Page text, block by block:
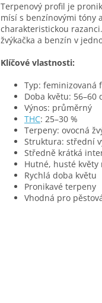
Terpenový profil je
mísí s benzínovými tóny
charakteristickou
žvýkačka a benzín v
Klíčové vlastnosti:
Typ: feminizovaná
Doba květu: 56–60
Výnos: průměrný
THC: 25–30 %
Terpeny: ovocná
Struktura: střední
Středně krátká
Hutné, husté
Rychlá doba květu
Pronikavé terpeny
Vhodná pro